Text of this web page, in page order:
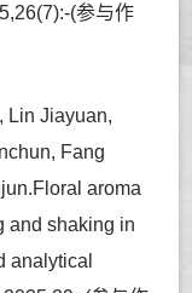
(参与作
Lin Jiayuan,
Fang
aroma
and shaking in
analytical